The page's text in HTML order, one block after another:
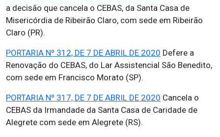
a decisão que cancela o CEBAS, da Santa Casa de
Misericórdia de Ribeirão Claro, com sede em Ribeirão
Claro (PR).
PORTARIA Nº 312, DE 7 DE ABRIL DE 2020 Defere a
Renovação do CEBAS, do Lar Assistencial São Benedito,
com sede em Francisco Morato (SP).
PORTARIA Nº 317, DE 7 DE ABRIL DE 2020 Cancela o
CEBAS da Irmandade da Santa Casa de Caridade de
Alegrete com sede em Alegrete (RS).